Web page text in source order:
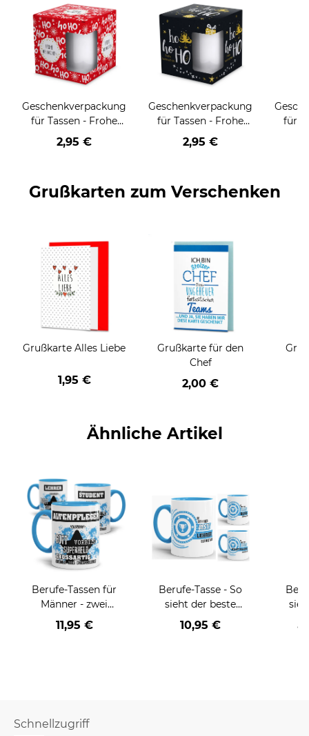
Geschenkverpackung
für Tassen - Frohe
Weihnachten - HO
HO HO - rot
2,95 €
Geschenkverpackung
für Tassen - Frohe
Weihnachten - HO
HO HO - schwarz
2,95 €
für
Grußkarten zum Verschenken
Grußkarte Alles Liebe
1,95 €
Grußkarte für den
Chef
2,00 €
Ähnliche Artikel
Berufe-Tassen für
Männer - zwei
Farbvarianten
11,95 €
Berufe-Tasse - So
sieht der beste
BERUF aus -
verschiedene Berufe
10,95 €
Schnellzugriff